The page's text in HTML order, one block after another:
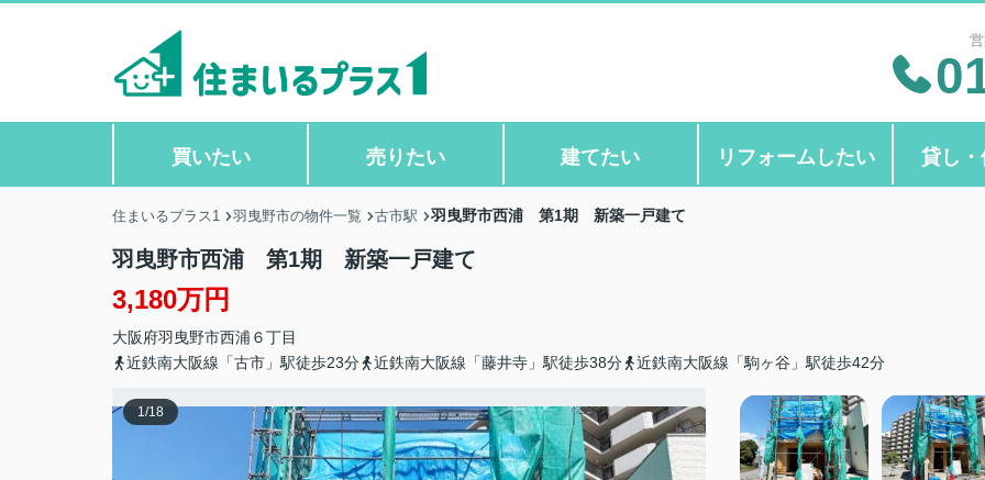
買いたい 売りたい 建てたい リフォームしたい 貸し
住まいるプラス1 羽曳野市の物件一覧 古市駅 羽曳野市西浦 第1期 新築一戸建て
羽曳野市西浦 第1期 新築一戸建て
3,180万円
大阪府羽曳野市西浦 ６丁目
近鉄南大阪線「古市」駅徒歩23分
近鉄南大阪線「藤井寺」駅徒歩38分 近鉄南大阪線「駒ヶ谷」駅徒歩42分
1/18